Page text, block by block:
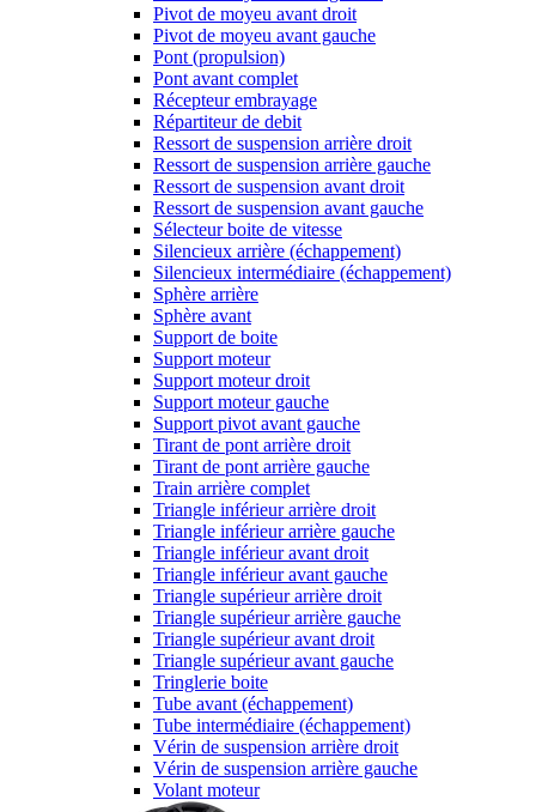
Pivot de moyeu avant droit
Pivot de moyeu avant gauche
Pont (propulsion)
Pont avant complet
Récepteur embrayage
Répartiteur de debit
Ressort de suspension arrière droit
Ressort de suspension arrière gauche
Ressort de suspension avant droit
Ressort de suspension avant gauche
Sélecteur boite de vitesse
Silencieux arrière (échappement)
Silencieux intermédiaire (échappement)
Sphère arrière
Sphère avant
Support de boite
Support moteur
Support moteur droit
Support moteur gauche
Support pivot avant gauche
Tirant de pont arrière droit
Tirant de pont arrière gauche
Train arrière complet
Triangle inférieur arrière droit
Triangle inférieur arrière gauche
Triangle inférieur avant droit
Triangle inférieur avant gauche
Triangle supérieur arrière droit
Triangle supérieur arrière gauche
Triangle supérieur avant droit
Triangle supérieur avant gauche
Tringlerie boite
Tube avant (échappement)
Tube intermédiaire (échappement)
Vérin de suspension arrière droit
Vérin de suspension arrière gauche
Volant moteur